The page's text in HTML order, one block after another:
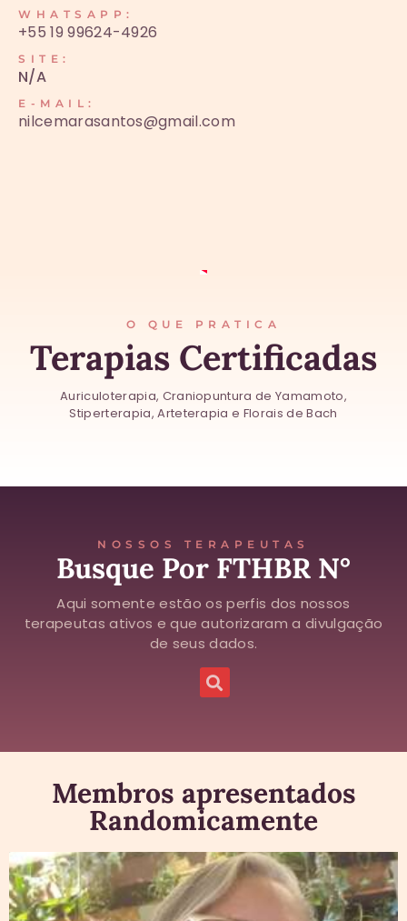
WHATSAPP:
+55 19 99624-4926
SITE:
N/A
E-MAIL:
nilcemarasantos@gmail.com
O QUE PRATICA
Terapias Certificadas
Auriculoterapia, Craniopuntura de Yamamoto,
Stiperterapia, Arteterapia e Florais de Bach
NOSSOS TERAPEUTAS
Busque Por FTHBR N°
Aqui somente estão os perfis dos nossos
terapeutas ativos e que autorizaram a divulgação
de seus dados.
Membros apresentados
Randomicamente